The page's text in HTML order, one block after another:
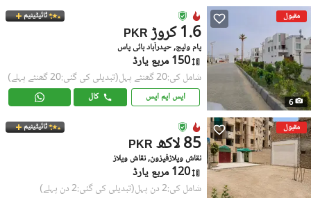
مقبول
6
ٹائیٹینیم
PKR 1.6 کروڑ
پام ولیج, حیدرآباد بائی پاس
150 مربع یارڈ
شامل کی:20 گھنٹے پہل (تبدیلی کی گئی:20 گھنٹے پہلے)
ایس ایم ایس کال
مقبول ٹائیٹینیم
PKR 85 لاکھ
نقاش ویلازفیزون, نقاش ویلاز
120 مربع یارڈ
شامل کی:2 دن پہل (تبدیلی کی گئی:2 دن پہلے)